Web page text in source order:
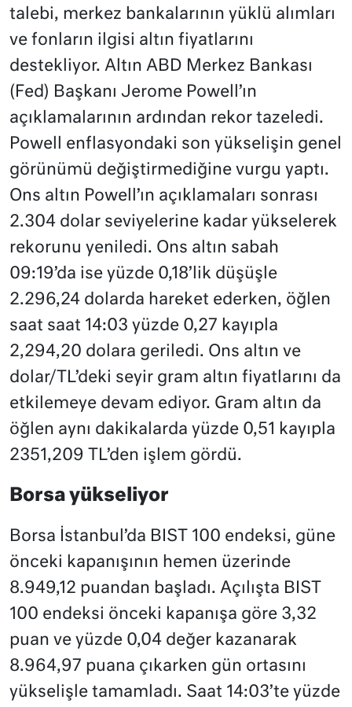
talebi, merkez bankalarının yüklü alımları
ve fonların ilgisi altın fiyatlarını
destekliyor. Altın ABD Merkez Bankası
(Fed) Başkanı Jerome Powell’ın
açıklamalarının ardından rekor tazeledi.
Powell enflasyondaki son yükselişin genel
görünümü değiştirmediğine vurgu yaptı.
Ons altın Powell’ın açıklamaları sonrası
2.304 dolar seviyelerine kadar yükselerek
rekorunu yeniledi. Ons altın sabah
09:19’da ise yüzde 0,18’lik düşüşle
2.296,24 dolarda hareket ederken, öğlen
saat saat 14:03 yüzde 0,27 kayıpla
2,294,20 dolara geriledi. Ons altın ve
dolar/TL’deki seyir gram altın fiyatlarını da
etkilemeye devam ediyor. Gram altın da
öğlen aynı dakikalarda yüzde 0,51 kayıpla
2351,209 TL’den işlem gördü.
Borsa yükseliyor
Borsa İstanbul’da BIST 100 endeksi, güne
önceki kapanışının hemen üzerinde
8.949,12 puandan başladı. Açılışta BIST
100 endeksi önceki kapanışa göre 3,32
puan ve yüzde 0,04 değer kazanarak
8.964,97 puana çıkarken gün ortasını
yükselişle tamamladı. Saat 14:03’te yüzde